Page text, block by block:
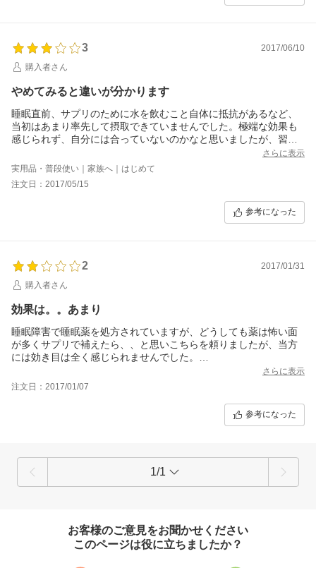
3
2017/06/10
購入者さん
やめてみると違いが分かります
睡眠直前、サプリのために水を飲むこと自体に抵抗があるなど、
当初はあまり率先して摂取できていませんでした。極端な効果も
感じられず、自分には合っていないのかなと思いましたが、習慣
づいてからのある日、飲まないでみると起床数分後の頭の冴え方
が違いました。時間にして３０分程度、睡眠時間が短縮できてい
るような気もします。定期で購入を続けてみようと思っていま
す。
さらに表示
実用品・普段使い｜家族へ｜はじめて
注文日：2017/05/15
参考になった
2
2017/01/31
購入者さん
効果は。。あまり
睡眠障害で睡眠薬を処方されていますが、どうしても薬は怖い面
が多くサプリで補えたら、、と思いこちらを頼りましたが、当方
には効き目は全く感じられませんでした。
1日５粒飲んでいましたがそれでも効き目はなく、、ただ減りが早
いだけで；
飲んでいる方には効き目薄いのかもしれません。まだ軽度の睡眠
さらに表示
注文日：2017/01/07
参考になった
1/1
お客様のご意見をお聞かせください
このページは役に立ちましたか？